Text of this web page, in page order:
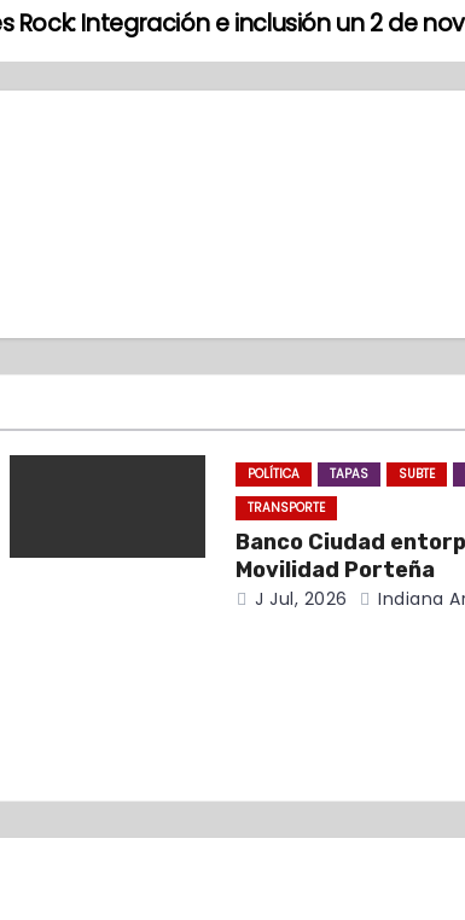
Rock: Integración e inclusión un 2 de
POLÍTICA TAPAS SUBTE
TRANSPORTE
Banco Ciudad
Movilidad Porteña
J Jul, 2026 Indiana